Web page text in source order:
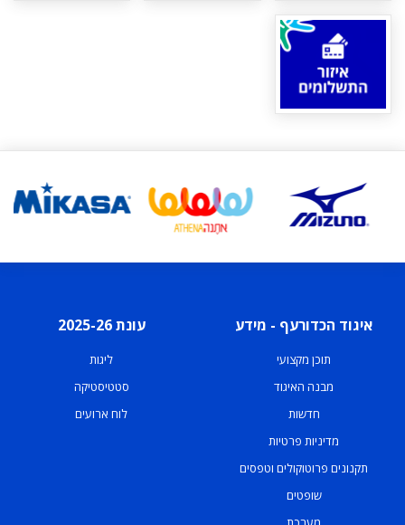
איגוד הכדורעף - מידע
תוכן מקצועי
מבנה האיגוד
חדשות
מדיניות פרטיות
תקנונים פרוטוקולים וטפסים
שופטים
עונת 2025-26
ליגות
סטטיסטיקה
לוח ארועים